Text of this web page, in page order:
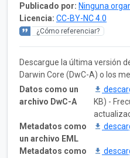
Publicado por: Ninguna
Licencia: CC-BY-NC 4.0
¿Cómo referenciar?
Descargue la última versión
Darwin Core (DwC-A) o los
Datos como un
archivo DwC-A
KB) -
Metadatos como
un archivo EML
Metadatos como